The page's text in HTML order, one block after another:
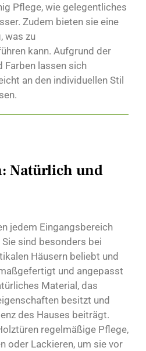
Pflege, wie gelegentliches
Zudem bieten sie eine
was zu
kann. Aufgrund der
Farben lassen sich
an den individuellen Stil
Natürlich und
jedem Eingangsbereich
sind besonders bei
Häusern beliebt und
und angepasst
Material, das
besitzt und
des Hauses beiträgt.
regelmäßige Pflege,
oder Lackieren, um sie vor